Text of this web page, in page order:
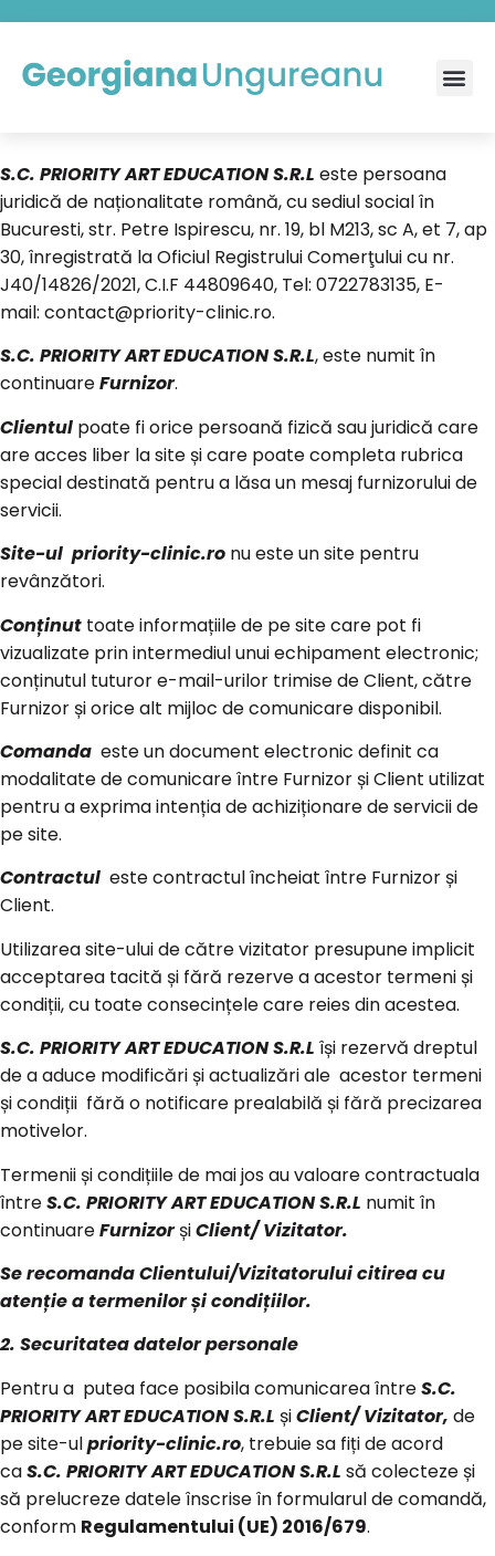
S.C. PRIORITY ART EDUCATION S.R.L este persoana
juridică de naționalitate română, cu sediul social în
Bucuresti, str. Petre Ispirescu, nr. 19, bl M213, sc A, et 7, ap
30, înregistrată la Oficiul Registrului Comerţului cu nr.
J40/14826/2021, C.I.F 44809640, Tel: 0722783135, E-
mail: contact@priority-clinic.ro.
S.C. PRIORITY ART EDUCATION S.R.L, este numit în
continuareFurnizor.
Clientul poate fi orice persoană fizică sau juridică care
are acces liber la site și care poate completa rubrica
special destinată pentru a lăsa un mesaj furnizorului de
servicii.
Site-ul priority-clinic.ro nu este un site pentru
revânzători.
Conținut toate informațiile de pe site care pot fi
vizualizate prin intermediul unui echipament electronic;
conținutul tuturor e-mail-urilor trimise de Client, către
Furnizor și orice alt mijloc de comunicare disponibil.
Comanda este un document electronic definit ca
modalitate de comunicare între Furnizor și Client utilizat
pentru a exprima intenția de achiziționare de servicii de
pe site.
Contractul este contractul încheiat între Furnizor și
Client.
Utilizarea site-ului de către vizitator presupune implicit
acceptarea tacită și fără rezerve a acestor termeni și
condiții, cu toate consecințele care reies din acestea.
S.C. PRIORITY ART EDUCATION S.R.L își rezervă dreptul
de a aduce modificări și actualizări ale acestor termeni
și condiții fără o notificare prealabilă și fără precizarea
motivelor.
Termenii și condițiile de mai jos au valoare contractuala
întreS.C. PRIORITY ART EDUCATION S.R.L numit în
continuareFurnizorșiClient/ Vizitator.
Se recomanda Clientului/Vizitatorului citirea cu
atenție a termenilor și condițiilor.
2. Securitatea datelor personale
Pentru a putea face posibila comunicarea întreS.C.
PRIORITY ART EDUCATION S.R.L șiClient/ Vizitator, de
pe site-ulpriority-clinic.ro, trebuie sa fiți de acord
caS.C. PRIORITY ART EDUCATION S.R.L să colecteze și
să prelucreze datele înscrise în formularul de comandă,
conform Regulamentului (UE) 2016/679.